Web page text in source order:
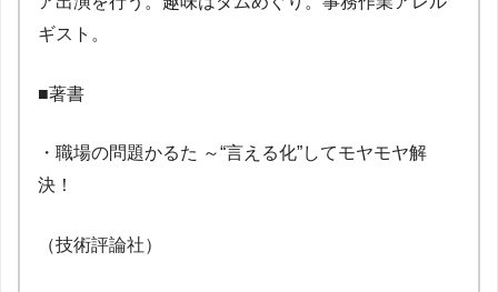
ギスト。
■著書
・職場の問題かるた ～“言える化”してモヤモヤ解
決！
（技術評論社）